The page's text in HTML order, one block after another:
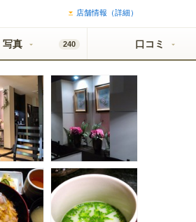
店舗情報（詳細）
写真 240 口コミ